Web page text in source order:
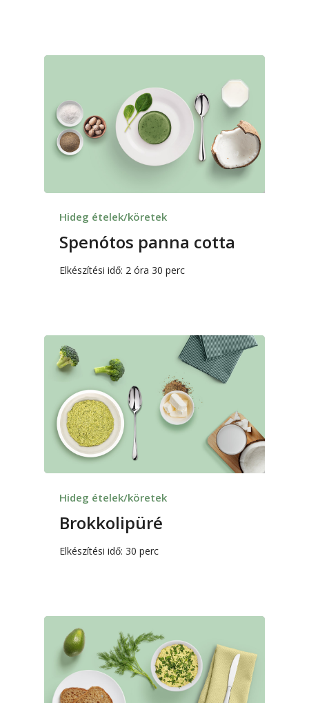
Hideg ételek/köretek
Spenótos panna cotta
Elkészítési idő: 2 óra 30 perc
Hideg ételek/köretek
Brokkolipüré
Elkészítési idő: 30 perc